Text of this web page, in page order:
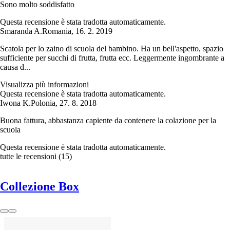
Sono molto soddisfatto
Questa recensione è stata tradotta automaticamente.
Smaranda A.Romania, 16. 2. 2019
Scatola per lo zaino di scuola del bambino. Ha un bell'aspetto, spazio
sufficiente per succhi di frutta, frutta ecc. Leggermente ingombrante a
causa d...
Visualizza più informazioni
Questa recensione è stata tradotta automaticamente.
Iwona K.Polonia, 27. 8. 2018
Buona fattura, abbastanza capiente da contenere la colazione per la
scuola
Questa recensione è stata tradotta automaticamente.
tutte le recensioni (15)
Collezione Box